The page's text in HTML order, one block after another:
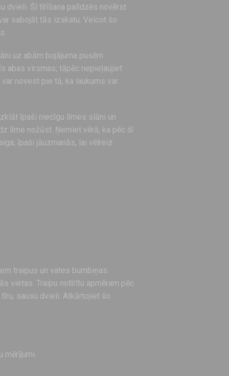
dvieli. Šī tīrīšana palīdzēs novērst
sabojāt tās izskatu. Veicot šo
uz abām bojājuma pusēm
abas virsmas; tāpēc nepieļaujiet
novest pie tā, ka laukums var
īpaši niecīgu līmes slāni un
līme nožūst. Ņemiet vērā, ka pēc šī
īpaši jāuzmanās, lai vēlreiz
traipus un vates bumbiņas.
vietas. Traipu notīrītu apmēram pēc
sausu dvieli. Atkārtojiet šo
mērījumi.